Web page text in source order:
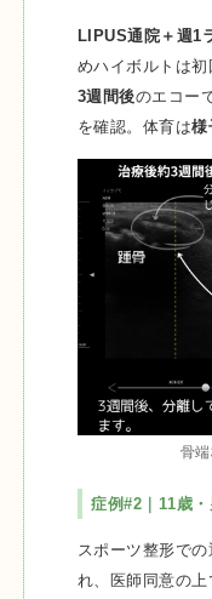
LIPUS通院＋週1
めハイボルトは初
3週間後のエコー
を確認。体育は様
骨
症例#2｜11歳・
スポーツ整形での
れ、医師同意の